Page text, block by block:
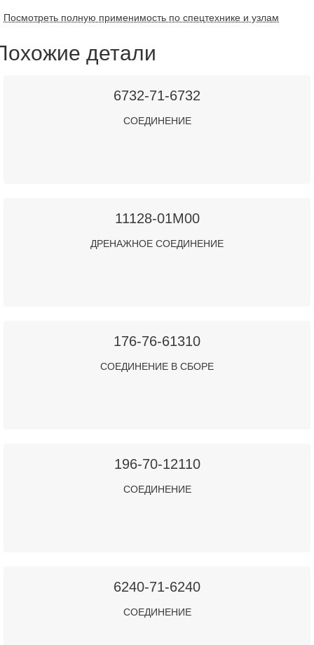
Посмотреть полную применимость по спецтехнике и узлам
детали
6732-71-6732
СОЕДИНЕНИЕ
11128-01M00
ДРЕНАЖНОЕ СОЕДИНЕНИЕ
176-76-61310
СОЕДИНЕНИЕ В СБОРЕ
196-70-12110
СОЕДИНЕНИЕ
6240-71-6240
СОЕДИНЕНИЕ